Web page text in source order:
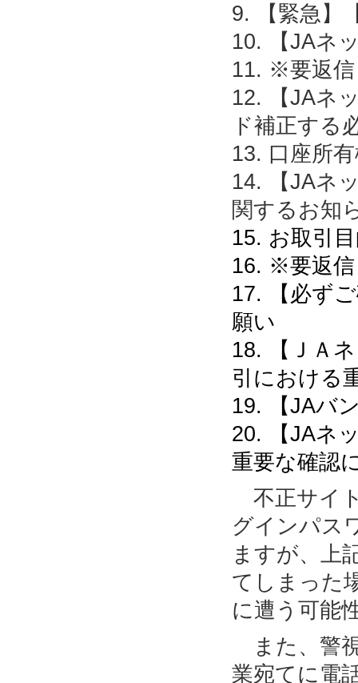
9. 【緊急】
10. 【JAネ
11. ※要返
12. 【JAネ
ド補正する
13. 口座所
14. 【JAネ
関するお知
15. お取引
16. ※要返信
17. 【必ず
願い
18. 【ＪＡ
引における
19. 【JAバ
20. 【JAネ
重要な確認
不正サイ
グインパス
ますが、上
てしまった
に遭う可能
また、警
業宛てに電